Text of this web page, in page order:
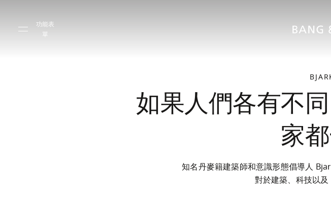
功能表
單
如果人們各有不
家
知名丹麥籍建築師和意識形態倡導人
對於建築、科技以